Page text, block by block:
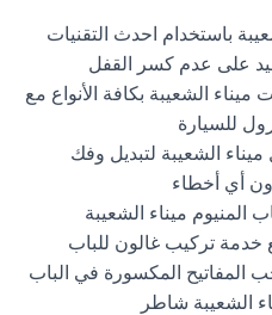
باستخدام احدث التقنيات
على عدم كسر القفل
الشعيبة بكافة الأنواع مع
للسيارة
ميناء الشعيبة لتبديل وفك
أي أخطاء
ميناء الشعيبة
خدمة تركيب غالون للباب
المكسورة في الباب
الشعيبة شاطر